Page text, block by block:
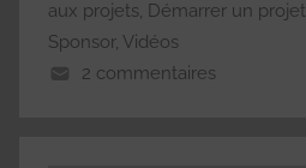
aux projets, Démarrer un projet
Sponsor, Vidéos
2 commentaires